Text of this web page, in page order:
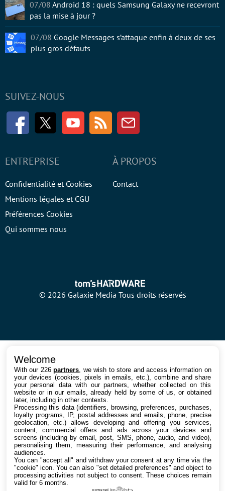
SUIVEZ-NOUS
FacebookTwitter Youtube RSS Newsletter
ENTREPRISE
Confidentialité et Cookies
Mentions légales et CGU
Préférences Cookies
Qui sommes nous
À PROPOS
Contact
© 2026 Galaxie Media Tous droits réservés
07/08 Android 18 : quels Samsung Galaxy ne recevront
pas la mise à jour ?
07/08 Google Messages s’attaque enfin à deux de ses
plus gros défauts
Welcome
With our 226partners , we wish to store and access information on
your devices (cookies, pixels in emails, etc.), combine and share
your personal data with our partners, whether collected on this
website or in our emails, already held by some of us, or obtained
later, including in other contexts.
Processing this data (identifiers, browsing, preferences, purchases,
loyalty programs, IP, postal addresses and emails, phone, precise
geolocation, etc.) allows developing and offering you services,
content, commercial offers and ads across your devices and
screens (including by email, post, SMS, phone, audio, and video),
personalising them, measuring their performance, and analysing
audiences.
You can "accept all" and withdraw your consent at any time via the
"cookie" icon. You can also "set detailed preferences" and object to
processing activities not subject to consent. These choices remain
valid for 6 months.
powered by